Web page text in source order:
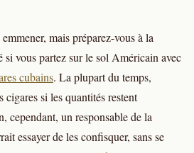
mais préparez-vous à la
si vous partez sur le sol Américain avec
cubains. La plupart du temps,
cigares si les quantités restent
cependant, un responsable de la
essayer de les confisquer, sans se